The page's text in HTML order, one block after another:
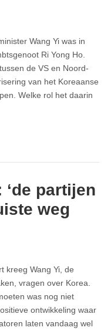
Wang Yi was in
Ri Yong Ho.
de VS en Noord-
van het Koreaanse
Welke rol het daarin
partijen
weg
kreeg Wang Yi, de
vragen over Korea.
was nog niet
ontwikkeling waar
laten vandaag wel